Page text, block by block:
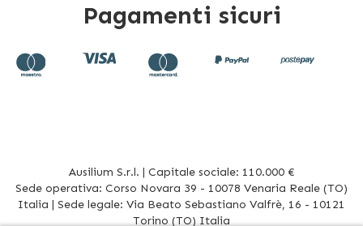
Pagamenti sicuri
Ausilium S.r.l. | Capitale sociale: 110.000 €
Sede operativa: Corso Novara 39 - 10078 Venaria Reale (TO)
Italia | Sede legale: Via Beato Sebastiano Valfrè, 16 - 10121
Torino (TO) Italia